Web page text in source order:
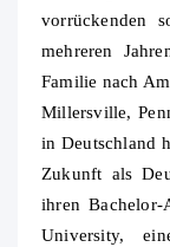
vorrückenden
mehreren
Familie nach
Millersville,
in Deutschland
Zukunft als
ihren
University,